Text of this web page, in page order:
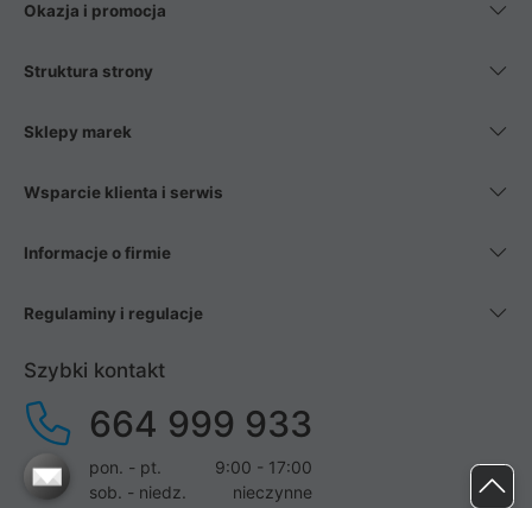
Okazja i promocja
Struktura strony
Sklepy marek
Wsparcie klienta i serwis
Informacje o firmie
Regulaminy i regulacje
Szybki kontakt
664 999 933
pon. - pt.
9:00 - 17:00
sob. - niedz.
nieczynne